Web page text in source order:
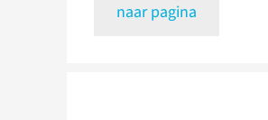
naar pagina